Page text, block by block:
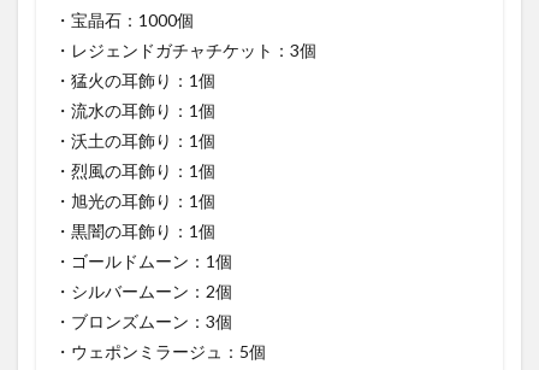
・宝晶石：1000個
・レジェンドガチャチケット：3個
・猛火の耳飾り：1個
・流水の耳飾り：1個
・沃土の耳飾り：1個
・烈風の耳飾り：1個
・旭光の耳飾り：1個
・黒闇の耳飾り：1個
・ゴールドムーン：1個
・シルバームーン：2個
・ブロンズムーン：3個
・ウェポンミラージュ：5個